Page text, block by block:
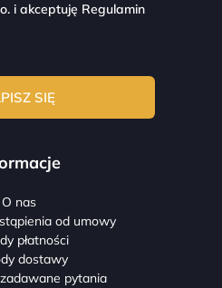
i akceptuję Regulamin
O nas
od umowy
płatności
dostawy
pytania